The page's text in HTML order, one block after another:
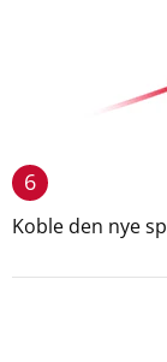
6
Koble den nye